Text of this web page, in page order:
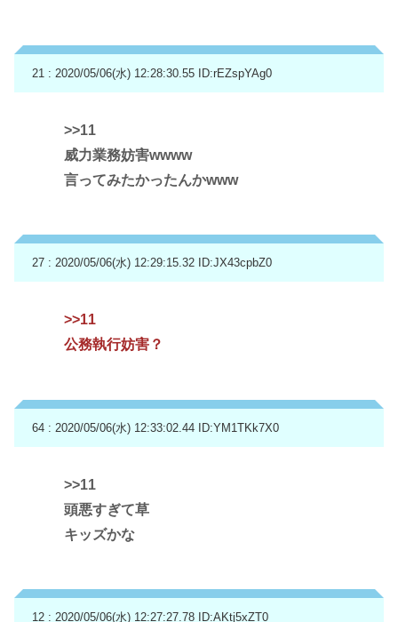
21 : 2020/05/06(水) 12:28:30.55 ID:rEZspYAg0
>>11
威力業務妨害wwww
言ってみたかったんかwww
27 : 2020/05/06(水) 12:29:15.32 ID:JX43cpbZ0
>>11
公務執行妨害？
64 : 2020/05/06(水) 12:33:02.44 ID:YM1TKk7X0
>>11
頭悪すぎて草
キッズかな
12 : 2020/05/06(水) 12:27:27.78 ID:AKtj5xZT0